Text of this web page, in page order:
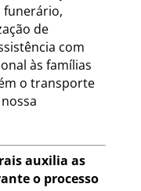
de
com
às famílias
o transporte
auxilia as
o processo